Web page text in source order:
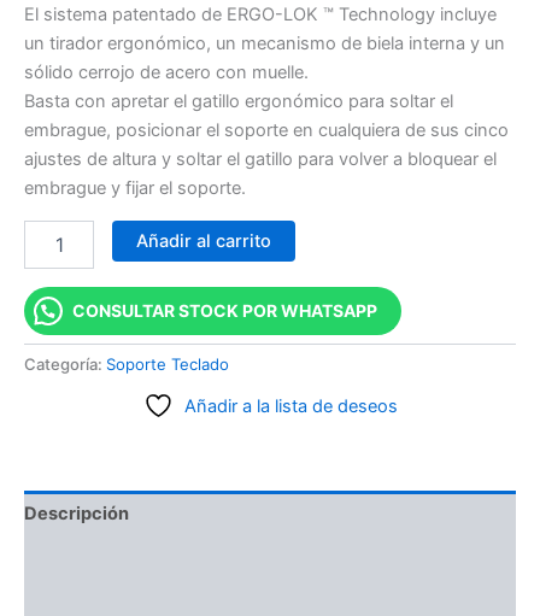
El sistema patentado de ERGO-LOK ™ Technology incluye
un tirador ergonómico, un mecanismo de biela interna y un
sólido cerrojo de acero con muelle.
Basta con apretar el gatillo ergonómico para soltar el
embrague, posicionar el soporte en cualquiera de sus cinco
ajustes de altura y soltar el gatillo para volver a bloquear el
embrague y fijar el soporte.
Añadir al carrito
CONSULTAR STOCK POR WHATSAPP
Categoría: Soporte Teclado
Añadir a la lista de deseos
Descripción